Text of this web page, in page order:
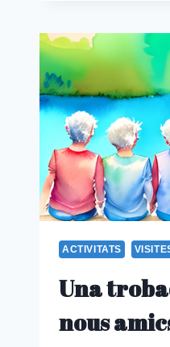
ACTIVITATS
Una
nous